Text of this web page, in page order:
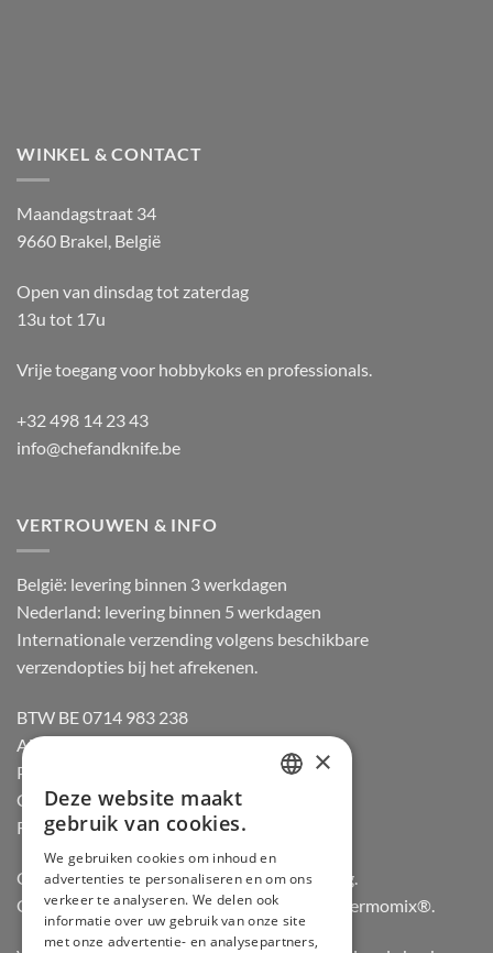
WINKEL & CONTACT
Maandagstraat 34
9660 Brakel, België
Open van dinsdag tot zaterdag
13u tot 17u
Vrije toegang voor hobbykoks en professionals.
+32 498 14 23 43
info@chefandknife.be
VERTROUWEN & INFO
België: levering binnen 3 werkdagen
Nederland: levering binnen 5 werkdagen
Internationale verzending volgens beschikbare
verzendopties bij het afrekenen.
BTW BE 0714 983 238
Algemene voorwaarden
Privacybeleid
Cookiebeleid
Retourneren
Officiële dealer van Gozney en Big Green Egg.
Officiële advisor en verdeler van Vorwerk Thermomix®.
GERMAN
ENGLISH
×
Deze website maakt
gebruik van cookies.
We gebruiken cookies om inhoud en
advertenties te personaliseren en om ons
verkeer te analyseren. We delen ook
informatie over uw gebruik van onze site
met onze advertentie- en analysepartners,